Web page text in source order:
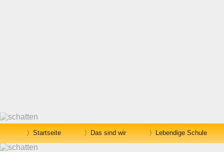
Startseite Das sind wir Lebendige Schule